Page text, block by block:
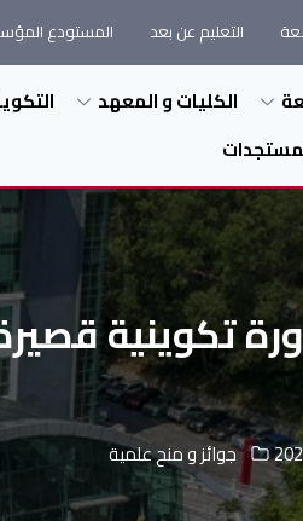
التعليم عن بعد المستودع
الكليات و المعهد
تكوينية
جوائز و منح علمية